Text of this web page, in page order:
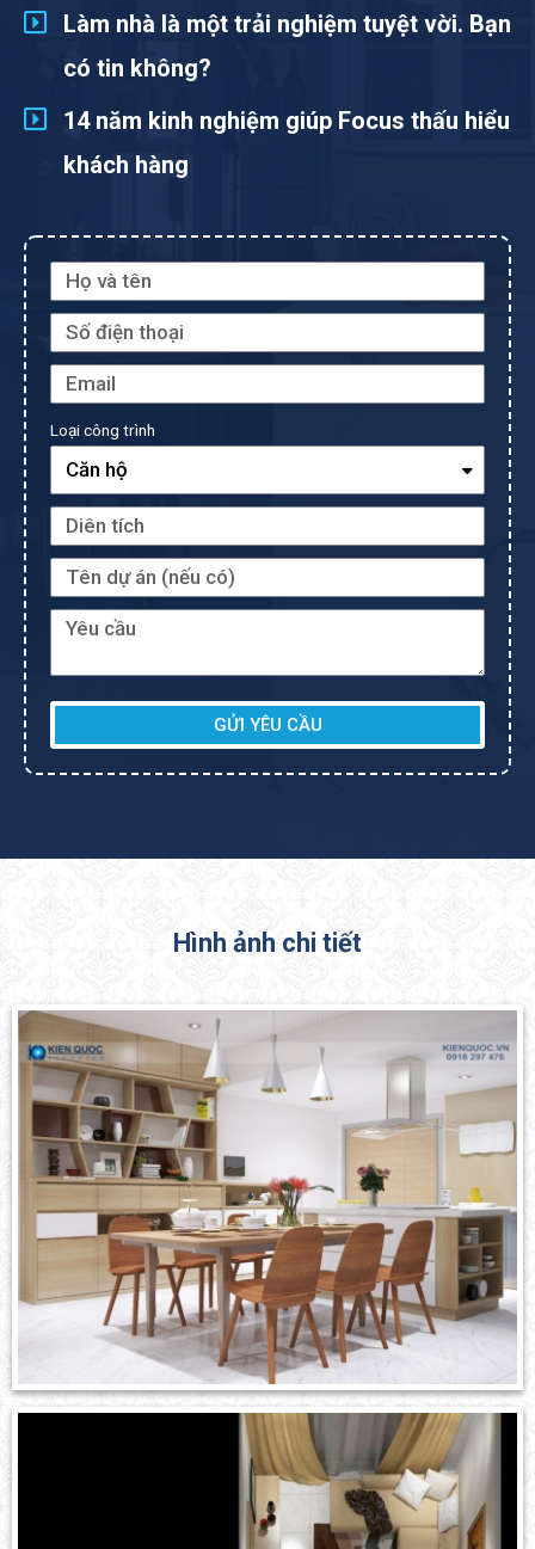
Làm nhà là một trải nghiệm tuyệt vời. Bạn
có tin không?
14 năm kinh nghiệm giúp Focus thấu hiểu
khách hàng
Loại công trình
GỬI YÊU CẦU
Hình ảnh chi tiết